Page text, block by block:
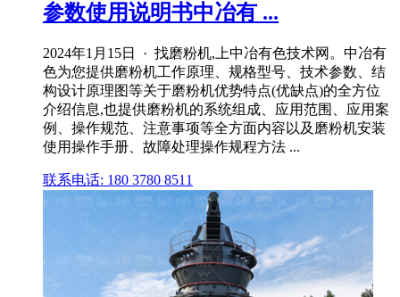
参数使用说明书中冶有 ...
2024年1月15日 · 找磨粉机,上中冶有色技术网。中冶有
色为您提供磨粉机工作原理、规格型号、技术参数、结
构设计原理图等关于磨粉机优势特点(优缺点)的全方位
介绍信息,也提供磨粉机的系统组成、应用范围、应用案
例、操作规范、注意事项等全方面内容以及磨粉机安装
使用操作手册、故障处理操作规程方法 ...
联系电话: 180 3780 8511